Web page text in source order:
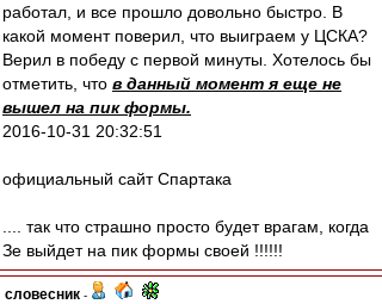
работал, и все прошло довольно быстро. В
какой момент поверил, что выиграем у ЦСКА?
Верил в победу с первой минуты. Хотелось бы
отметить, что в данный момент я еще не
вышел на пик формы.
2016-10-31 20:32:51
официальный сайт Спартака
.... так что страшно просто будет врагам, когда
Зе выйдет на пик формы своей !!!!!!
словесник -